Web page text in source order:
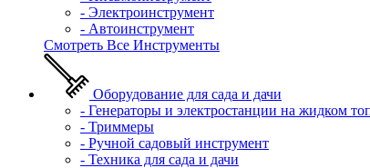
- Электроинструмент
- Автоинструмент
Смотреть Все Инструменты
Оборудование для сада и дачи
- Генераторы и электростанции на жидком
- Триммеры
- Ручной садовый инструмент
- Техника для сада и дачи